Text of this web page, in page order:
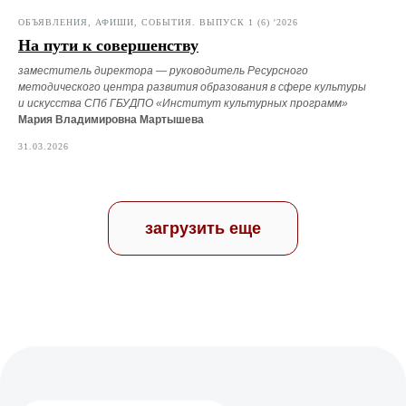
ОБЪЯВЛЕНИЯ, АФИШИ, СОБЫТИЯ. ВЫПУСК 1 (6) '2026
На пути к совершенству
заместитель директора — руководитель Ресурсного
методического центра развития образования в сфере культуры
и искусства СПб ГБУДПО «Институт культурных программ»
Мария Владимировна Мартышева
31.03.2026
загрузить еще